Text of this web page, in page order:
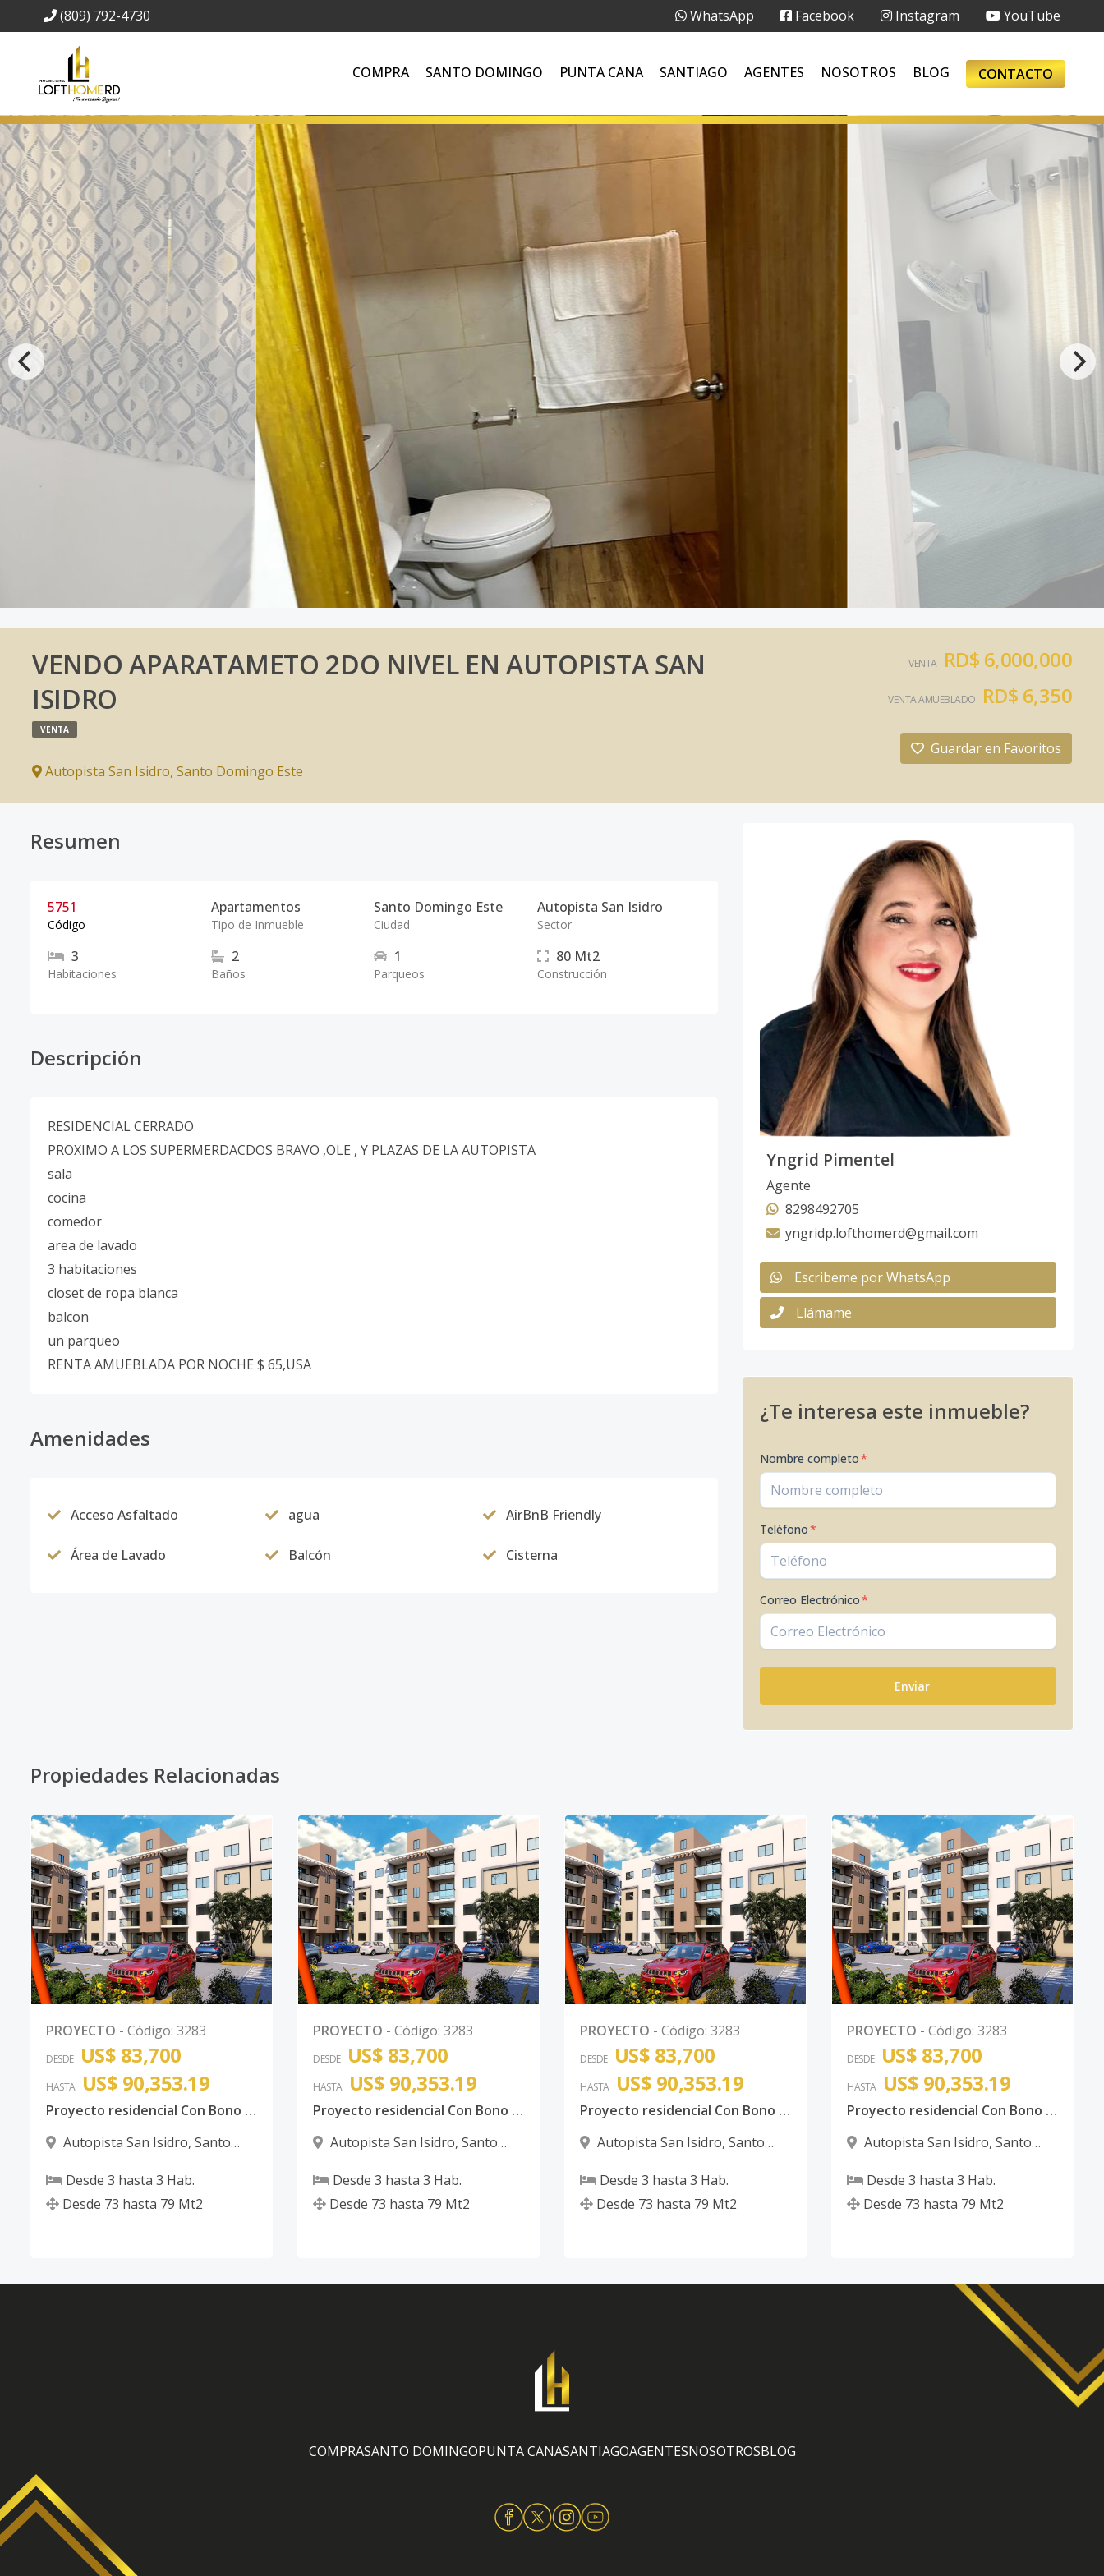
(809) 792-4730 WhatsApp Facebook Instagram YouTube
COMPRA SANTO DOMINGO PUNTA CANA SANTIAGO AGENTES NOSOTROS BLOG CONTACTO
VENDO APARATAMETO 2DO NIVEL EN AUTOPISTA SAN
ISIDRO
VENTA
Autopista San Isidro, Santo Domingo Este
VENTA RD$ 6,000,000
VENTA AMUEBLADO RD$ 6,350
Guardar en Favoritos
Resumen
5751
Código
Apartamentos
Tipo de Inmueble
Santo Domingo Este
Ciudad
Autopista San Isidro
Sector
3
Habitaciones
2
Baños
1
Parqueos
80 Mt2
Construcción
Descripción
RESIDENCIAL CERRADO
PROXIMO A LOS SUPERMERDACDOS BRAVO ,OLE , Y PLAZAS DE LA AUTOPISTA
sala
cocina
comedor
area de lavado
3 habitaciones
closet de ropa blanca
balcon
un parqueo
RENTA AMUEBLADA POR NOCHE $ 65,USA
Amenidades
Acceso Asfaltado agua AirBnB Friendly
Área de Lavado Balcón Cisterna
Yngrid Pimentel
Agente
8298492705
yngridp.lofthomerd@gmail.com
Escribeme por WhatsApp
Llámame
¿Te interesa este inmueble?
Nombre completo*
Teléfono*
Correo Electrónico*
Enviar
Propiedades Relacionadas
PROYECTO - Código: 3283
DESDE US$ 83,700
HASTA US$ 90,353.19
Proyecto residencial Con Bono Autopista de San Isidro
Autopista San Isidro, Santo
Desde 3 hasta 3 Hab.
Desde 73 hasta 79 Mt2
PROYECTO - Código: 3283
DESDE US$ 83,700
HASTA US$ 90,353.19
Proyecto residencial Con Bono Autopista de San Isidro
Autopista San Isidro, Santo
Desde 3 hasta 3 Hab.
Desde 73 hasta 79 Mt2
PROYECTO - Código: 3283
DESDE US$ 83,700
HASTA US$ 90,353.19
Proyecto residencial Con Bono Autopista de San Isidro
Autopista San Isidro, Santo
Desde 3 hasta 3 Hab.
Desde 73 hasta 79 Mt2
PROYECTO - Código: 3283
DESDE US$ 83,700
HASTA US$ 90,353.19
Proyecto residencial Con Bono Autopista de San Isidro
Autopista San Isidro, Santo
Desde 3 hasta 3 Hab.
Desde 73 hasta 79 Mt2
COMPRASANTO DOMINGOPUNTA CANASANTIAGOAGENTESNOSOTROSBLOG